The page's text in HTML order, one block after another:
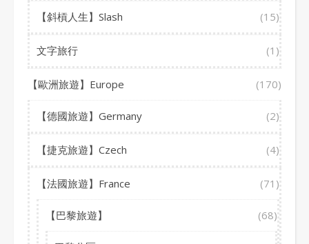
【斜槓人生】Slash (15)
文字旅行 (1)
【歐洲旅遊】Europe (170)
【德國旅遊】Germany (2)
【捷克旅遊】Czech (4)
【法國旅遊】France (71)
【巴黎旅遊】 (68)